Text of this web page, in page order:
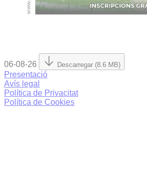
06-08-26 Descarregar (8.6 MB)
Presentació
Avís legal
Política de Privacitat
Política de Cookies